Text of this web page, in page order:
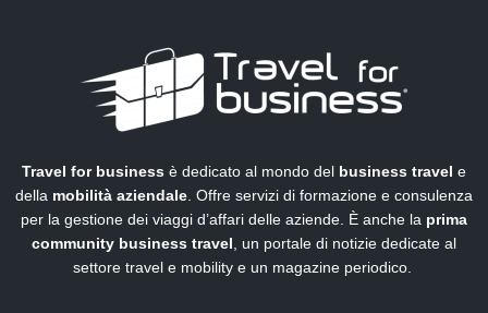
Travel for business è dedicato al mondo del business travel e
della mobilità aziendale. Offre servizi di formazione e consulenza
per la gestione dei viaggi d’affari delle aziende. È anche la prima
community business travel, un portale di notizie dedicate al
settore travel e mobility e un magazine periodico.